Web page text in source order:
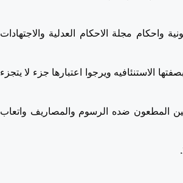
واحكام مجلة الاحكام العدلية والاجتهادات
الاستنئافيه ويرجوا اعتبارها جزء لا يتجزء
المطعون ضده الرسوم والمصاريف واتعاب